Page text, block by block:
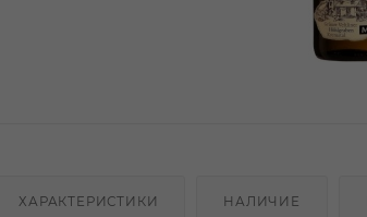
ХАРАКТЕРИСТИКИ НАЛИЧИЕ